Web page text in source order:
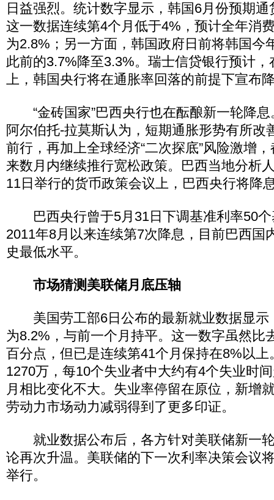
日益强烈。统计数字显示，韩国6月份预期
这一数据连续第4个月低于4%，预计全年消
为2.8%；另一方面，韩国政府日前将韩国今
此前的3.7%降至3.3%。瑞士信贷银行预计
上，韩国央行将在通胀率回落的前提下宣布
“金砖国家”巴西央行也在酝酿新一轮降息
阿尔伯托-拉莫斯认为，短期通胀形势有所改
前行，再加上全球经济“二次探底”风险激增
来数月内继续推行宽松政策。巴西当地分析
11日举行的货币政策会议上，巴西央行将降
巴西央行曾于5月31日下调基准利率50个
2011年8月以来连续第7次降息，目前巴西国
史最低水平。
市场猜测美联储月底压轴
美国劳工部6日公布的最新就业数据显示
为8.2%，与前一个月持平。这一数字虽然比
百分点，但已是连续第41个月保持在8%以
1270万，每10个失业者中大约有4个失业时
月相比变化不大。失业率停留在原位，新增
劳动力市场动力减弱得到了更多印证。
就业数据公布后，各方针对美联储新一
论再次升温。美联储的下一次利率决策会议
举行。